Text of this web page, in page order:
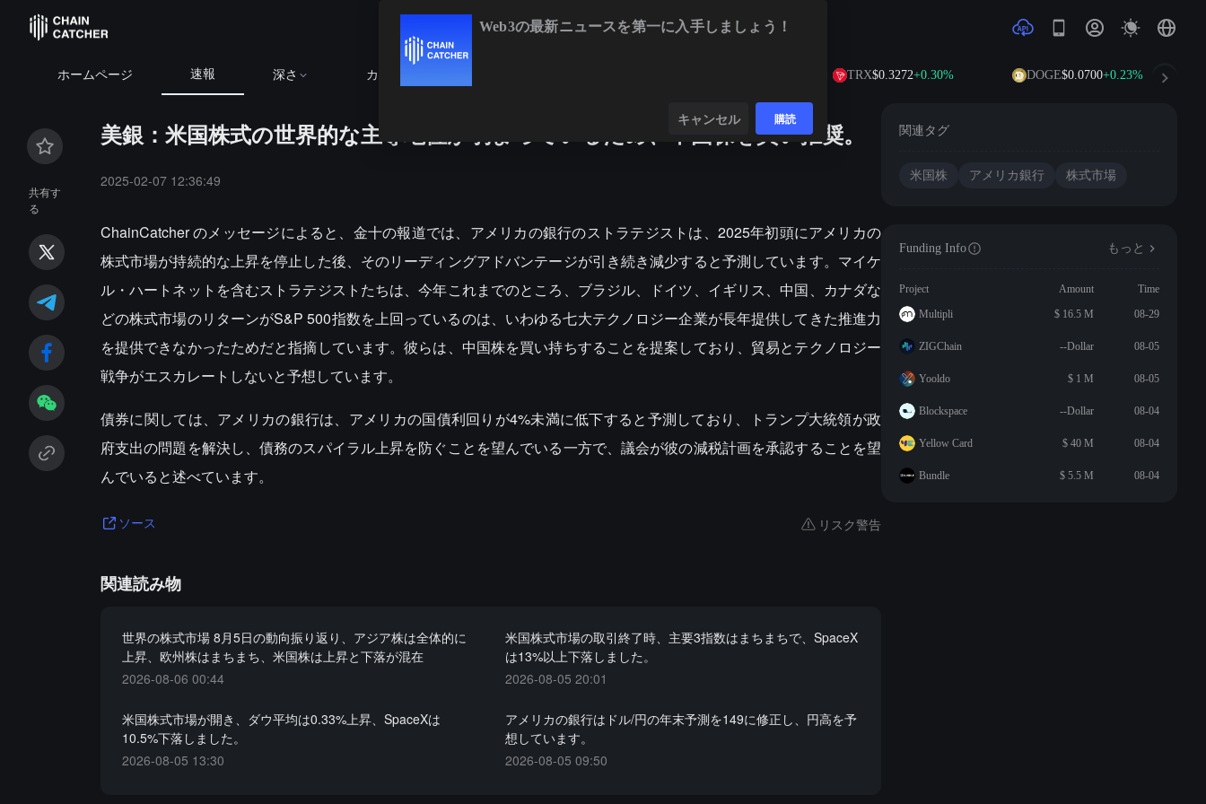
ホームページ 速報 深さ カレンダー
+0.89% ETH $1,907.31+2.27% BNB $595.78+0.16% TRX$0.3272+0.30% DOGE$0.0700+0.23%
共有す
る
美銀：米国株式の世界的な主導地位が弱まっているため、中国株を買い推奨。
2025-02-07 12:36:49
ChainCatcher のメッセージによると、金十の報道では、アメリカの銀行のストラテジストは、2025年初頭にアメリカの
株式市場が持続的な上昇を停止した後、そのリーディングアドバンテージが引き続き減少すると予測しています。マイケ
ル・ハートネットを含むストラテジストたちは、今年これまでのところ、ブラジル、ドイツ、イギリス、中国、カナダな
どの株式市場のリターンがS&P 500指数を上回っているのは、いわゆる七大テクノロジー企業が長年提供してきた推進力
を提供できなかったためだと指摘しています。彼らは、中国株を買い持ちすることを提案しており、貿易とテクノロジー
戦争がエスカレートしないと予想しています。
債券に関しては、アメリカの銀行は、アメリカの国債利回りが4%未満に低下すると予測しており、トランプ大統領が政
府支出の問題を解決し、債務のスパイラル上昇を防ぐことを望んでいる一方で、議会が彼の減税計画を承認することを望
んでいると述べています。
ソース リスク警告
関連読み物
世界の株式市場 8月5日の動向振り返り、アジア株は全体的に
上昇、欧州株はまちまち、米国株は上昇と下落が混在
2026-08-06 00:44
米国株式市場の取引終了時、主要3指数はまちまちで、SpaceX
は13%以上下落しました。
2026-08-05 20:01
米国株式市場が開き、ダウ平均は0.33%上昇、SpaceXは
10.5%下落しました。
2026-08-05 13:30
アメリカの銀行はドル/円の年末予測を149に修正し、円高を予
想しています。
2026-08-05 09:50
関連タグ
米国株 アメリカ銀行 株式市場
Funding Info もっと
Project Amount
Time
Multipli
$ 16.5 M 08-29
ZIGChain --Dollar 08-05
Yooldo $ 1 M 08-05
Blockspace --Dollar 08-04
Yellow Card $ 40 M 08-04
Bundle $ 5.5 M 08-04
Web3の最新ニュースを第一に入手しましょう！
キャンセル 購読